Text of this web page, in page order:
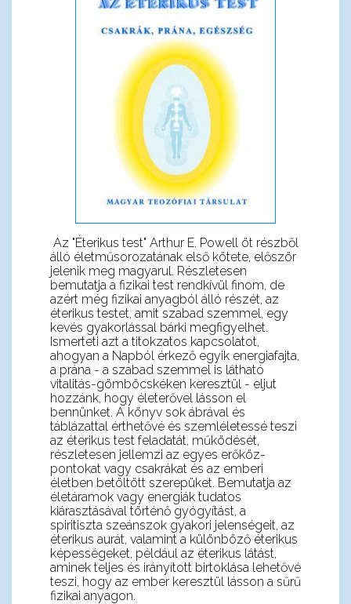
Az "Éterikus test" Arthur E. Powell öt részből
álló életműsorozatának első kötete, először
jelenik meg magyarul. Részletesen
bemutatja a fizikai test rendkívül finom, de
azért még fizikai anyagból álló részét, az
éterikus testet, amit szabad szemmel, egy
kevés gyakorlással bárki megfigyelhet.
Ismerteti azt a titokzatos kapcsolatot,
ahogyan a Napból érkező egyik energiafajta,
a prána - a szabad szemmel is látható
vitalitás-gömböcskéken keresztül - eljut
hozzánk, hogy életerővel lásson el
bennünket. A könyv sok ábrával és
táblázattal érthetővé és szemléletessé teszi
az éterikus test feladatát, működését,
részletesen jellemzi az egyes erőköz-
pontokat vagy csakrákat és az emberi
életben betöltött szerepüket. Bemutatja az
életáramok vagy energiák tudatos
kiárasztásával történő gyógyítást, a
spiritiszta szeánszok gyakori jelenségeit, az
éterikus aurát, valamint a különböző éterikus
képességeket, például az éterikus látást,
aminek teljes és irányított birtoklása lehetővé
teszi, hogy az ember keresztül lásson a sűrű
fizikai anyagon.